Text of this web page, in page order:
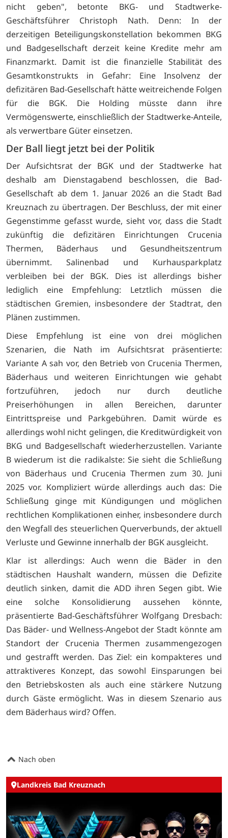
nicht geben", betonte BKG- und Stadtwerke-
Geschäftsführer Christoph Nath. Denn: In der
derzeitigen Beteiligungskonstellation bekommen BKG
und Badgesellschaft derzeit keine Kredite mehr am
Finanzmarkt. Damit ist die finanzielle Stabilität des
Gesamtkonstrukts in Gefahr: Eine Insolvenz der
defizitären Bad-Gesellschaft hätte weitreichende Folgen
für die BGK. Die Holding müsste dann ihre
Vermögenswerte, einschließlich der Stadtwerke-Anteile,
als verwertbare Güter einsetzen.
Der Ball liegt jetzt bei der Politik
Der Aufsichtsrat der BGK und der Stadtwerke hat
deshalb am Dienstagabend beschlossen, die Bad-
Gesellschaft ab dem 1. Januar 2026 an die Stadt Bad
Kreuznach zu übertragen. Der Beschluss, der mit einer
Gegenstimme gefasst wurde, sieht vor, dass die Stadt
zukünftig die defizitären Einrichtungen Crucenia
Thermen, Bäderhaus und Gesundheitszentrum
übernimmt. Salinenbad und Kurhausparkplatz
verbleiben bei der BGK. Dies ist allerdings bisher
lediglich eine Empfehlung: Letztlich müssen die
städtischen Gremien, insbesondere der Stadtrat, den
Plänen zustimmen.
Diese Empfehlung ist eine von drei möglichen
Szenarien, die Nath im Aufsichtsrat präsentierte:
Variante A sah vor, den Betrieb von Crucenia Thermen,
Bäderhaus und weiteren Einrichtungen wie gehabt
fortzuführen, jedoch nur durch deutliche
Preiserhöhungen in allen Bereichen, darunter
Eintrittspreise und Parkgebühren. Damit würde es
allerdings wohl nicht gelingen, die Kreditwürdigkeit von
BKG und Badgesellschaft wiederherzustellen. Variante
B wiederum ist die radikalste: Sie sieht die Schließung
von Bäderhaus und Crucenia Thermen zum 30. Juni
2025 vor. Kompliziert würde allerdings auch das: Die
Schließung ginge mit Kündigungen und möglichen
rechtlichen Komplikationen einher, insbesondere durch
den Wegfall des steuerlichen Querverbunds, der aktuell
Verluste und Gewinne innerhalb der BGK ausgleicht.
Klar ist allerdings: Auch wenn die Bäder in den
städtischen Haushalt wandern, müssen die Defizite
deutlich sinken, damit die ADD ihren Segen gibt. Wie
eine solche Konsolidierung aussehen könnte,
präsentierte Bad-Geschäftsführer Wolfgang Dresbach:
Das Bäder- und Wellness-Angebot der Stadt könnte am
Standort der Crucenia Thermen zusammengezogen
und gestrafft werden. Das Ziel: ein kompakteres und
attraktiveres Konzept, das sowohl Einsparungen bei
den Betriebskosten als auch eine stärkere Nutzung
durch Gäste ermöglicht. Was in diesem Szenario aus
dem Bäderhaus wird? Offen.
Nach oben
Landkreis Bad Kreuznach